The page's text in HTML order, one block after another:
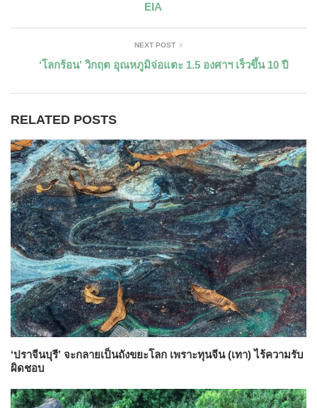
EIA
NEXT POST
‘โลกร้อน’ วิกฤต อุณหภูมิจ่อแตะ 1.5 องศาฯ เร็วขึ้น 10 ปี
RELATED POSTS
‘ปราจีนบุรี’ จะกลายเป็นถังขยะโลก เพราะทุนจีน (เทา) ไร้ความรับ
ผิดชอบ